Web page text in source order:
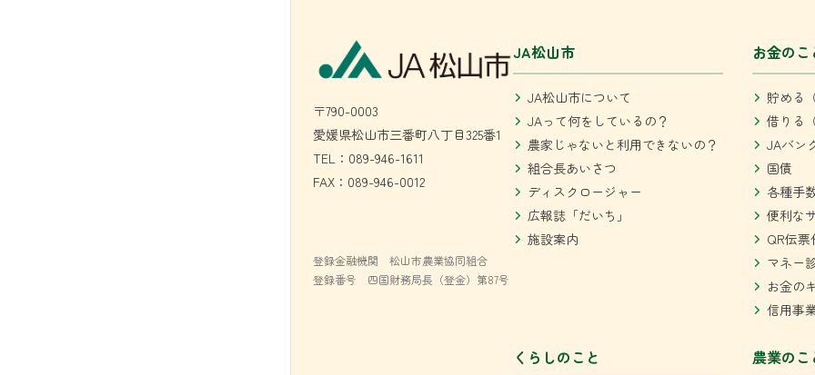
〒790-0003
愛媛県松山市三番町八丁目325番1
TEL：089-946-1611
FAX：089-946-0012
登録金融機関 松山市農業協同組合
登録番号 四国財務局長（登金）第87号
JA松山市
JA松山市について
JAって何をしているの？
農家じゃないと利用できないの？
組合長あいさつ
ディスクロージャー
広報誌「だいち」
施設案内
お金のこ
貯める
借りる
JAバン
国債
各種手
便利な
QR伝
マネー
お金の
信用事
くらしのこと 農業のこ